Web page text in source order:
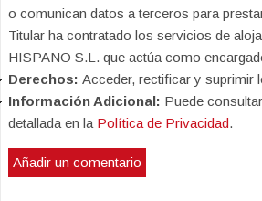
o comunican datos a terceros para
Titular ha contratado los servicios de
HISPANO S.L. que actúa como
Derechos: Acceder, rectificar y suprimir
Información Adicional: Puede
detallada en la Política de Privacidad.